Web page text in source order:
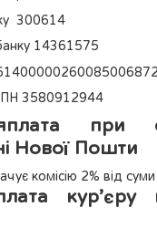
300614
14361575
3580912944
при
Нової Пошти
комісію 2% від